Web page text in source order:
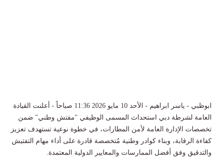
ابوظبي - ياسر ابراهيم - الأحد 10 مايو 2026 11:36 صباحاً - أعلنت القيادة
العامة لشرطة دبي استحداث المسمى الوظيفي "مفتش وطني" ضمن
تخصصات الإدارة العامة لأمن المطارات، في خطوة نوعية تستهدف تعزيز
كفاءة الرقابة، وبناء كوادر وطنية مُتخصصة قادرة على أداء مهام التفتيش
والتدقيق وفق أفضل الممارسات والمعايير الدولية المعتمدة.